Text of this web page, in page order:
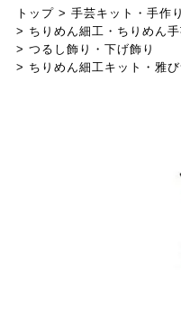
トップ
手芸キット・手作
ちりめん細工・ちりめん
つるし飾り・下げ飾り
ちりめん細工キット・雅